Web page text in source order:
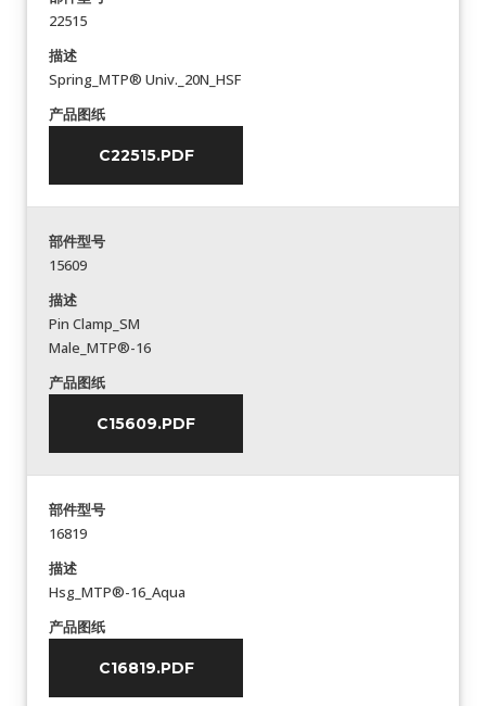
22515
描述
Spring_MTP® Univ._20N_HSF
产品图纸
C22515.PDF
部件型号
15609
描述
Pin Clamp_SM
Male_MTP®-16
产品图纸
C15609.PDF
部件型号
16819
描述
Hsg_MTP®-16_Aqua
产品图纸
C16819.PDF